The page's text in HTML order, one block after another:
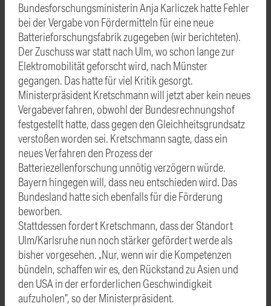
Bundesforschungsministerin Anja Karliczek hatte Fehler
bei der Vergabe von Fördermitteln für eine neue
Batterieforschungsfabrik zugegeben (wir berichteten).
Der Zuschuss war statt nach Ulm, wo schon lange zur
Elektromobilität geforscht wird, nach Münster
gegangen. Das hatte für viel Kritik gesorgt.
Ministerpräsident Kretschmann will jetzt aber kein neues
Vergabeverfahren, obwohl der Bundesrechnungshof
festgestellt hatte, dass gegen den Gleichheitsgrundsatz
verstoßen worden sei. Kretschmann sagte, dass ein
neues Verfahren den Prozess der
Batteriezellenforschung unnötig verzögern würde.
Bayern hingegen will, dass neu entschieden wird. Das
Bundesland hatte sich ebenfalls für die Förderung
beworben.
Stattdessen fordert Kretschmann, dass der Standort
Ulm/Karlsruhe nun noch stärker gefördert werde als
bisher vorgesehen. „Nur, wenn wir die Kompetenzen
bündeln, schaffen wir es, den Rückstand zu Asien und
den USA in der erforderlichen Geschwindigkeit
aufzuholen“, so der Ministerpräsident.